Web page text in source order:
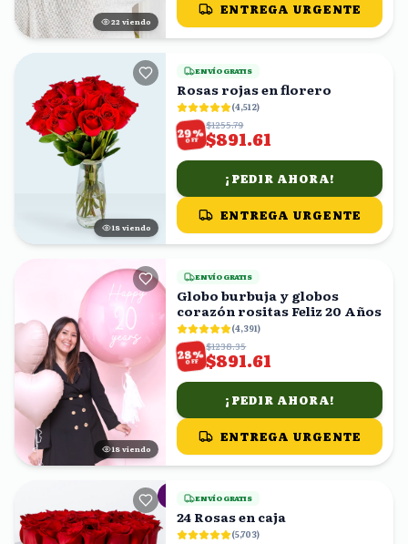
22 viendo
ENTREGA URGENTE
17 viendo
ENVÍO GRATIS
Rosas rojas en florero
(4,512)
29%
OFF
$1255.79
$891.61
¡PEDIR AHORA!
ENTREGA URGENTE
18 viendo
ENVÍO GRATIS
Globo burbuja y globos
corazón rositas Feliz 20 Años
(4,391)
28%
OFF
$1238.35
$891.61
¡PEDIR AHORA!
ENTREGA URGENTE
ENVÍO GRATIS
24 Rosas en caja
(5,703)